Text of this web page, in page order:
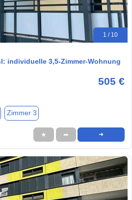
1 / 10
individuelle 3,5-Zimmer-Wohnung
505 €
Zimmer 3
★ ➦ ➜